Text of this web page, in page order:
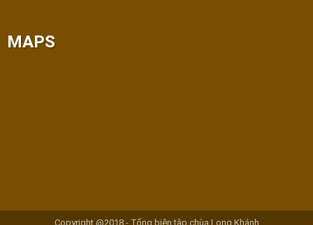
MAPS
Copyright @2018 - Tổng biên tập chùa Long Khánh